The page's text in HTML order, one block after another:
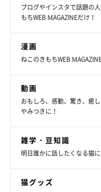
ブログやインスタで話題の
もちWEB MAGAZINEだけ！
漫画
ねこのきもちWEB
動画
おもしろ、感動、驚き、癒
やみつきに！
雑学・豆知識
明日誰かに話したくなる猫
猫グッズ